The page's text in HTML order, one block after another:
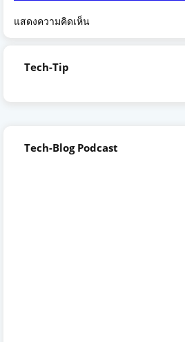
แสดงความคิดเห็น
Tech-Tip
Tech-Blog Podcast